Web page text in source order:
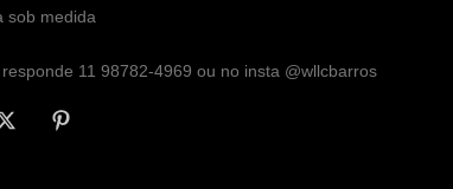
sob medida
11 98782-4969 ou no insta @wllcbarros